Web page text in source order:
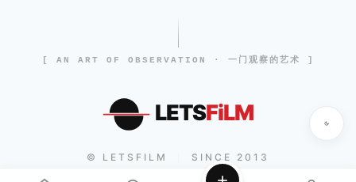
[ AN ART OF OBSERVATION · 一门观察的艺术 ]
LETSFiLM
© LETSFILM SINCE 2013